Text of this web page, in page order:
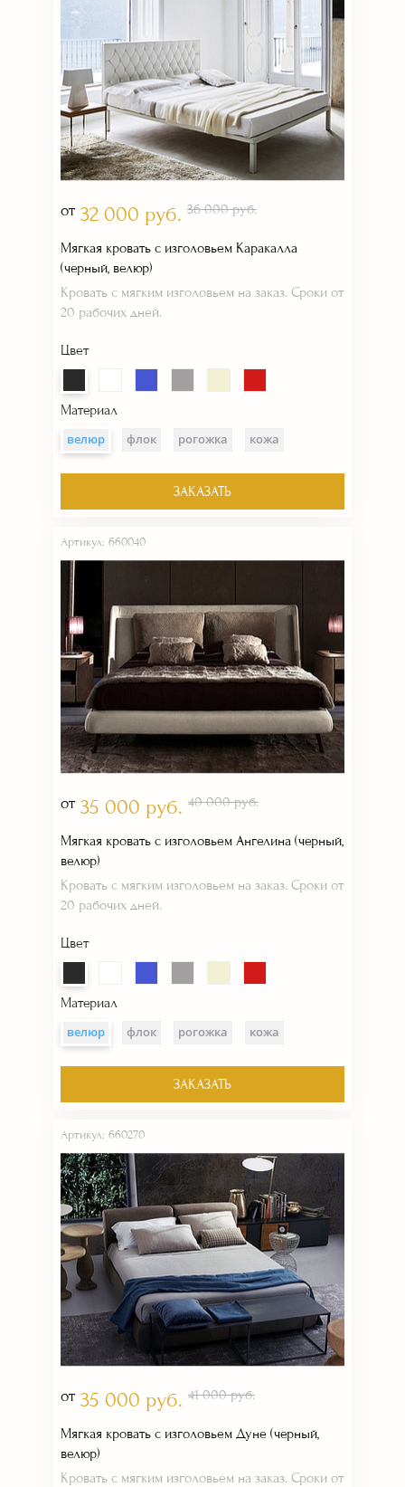
от 32 000 руб. 36 000 руб.
Мягкая кровать с изголовьем Каракалла
(черный, велюр)
Кровать с мягким изголовьем на заказ. Сроки от
20 рабочих дней.
Цвет
Материал
велюр
флок рогожка кожа
ЗАКАЗАТЬ
Артикул: 660040
от 35 000 руб. 40 000 руб.
Мягкая кровать с изголовьем Ангелина (черный,
велюр)
Кровать с мягким изголовьем на заказ. Сроки от
20 рабочих дней.
Цвет
Материал
велюр
флок рогожка кожа
ЗАКАЗАТЬ
Артикул: 660270
от 35 000 руб. 41 000 руб.
Мягкая кровать с изголовьем Дуне (черный,
велюр)
Кровать с мягким изголовьем на заказ. Сроки от